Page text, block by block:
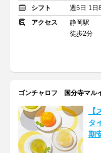
シフト
週5日 1日
アクセス
静岡駅
徒歩2分
ゴンチャロフ 国分寺マル
タ
期